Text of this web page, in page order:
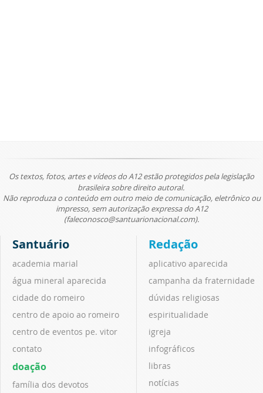
Os textos, fotos, artes e vídeos do A12 estão protegidos pela legislação
brasileira sobre direito autoral.
Não reproduza o conteúdo em outro meio de comunicação, eletrônico ou
impresso, sem autorização expressa do A12
(faleconosco@santuarionacional.com).
Santuário
academia marial
água mineral aparecida
cidade do romeiro
centro de apoio ao romeiro
centro de eventos pe. vitor
contato
doação
família dos devotos
Redação
aplicativo aparecida
campanha da fraternidade
dúvidas religiosas
espiritualidade
igreja
infográficos
libras
notícias